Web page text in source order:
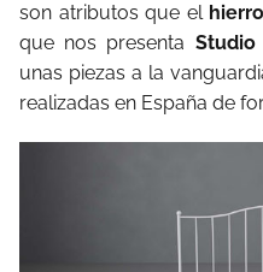
son atributos que el
que nos presenta
unas piezas a la
realizadas en España de